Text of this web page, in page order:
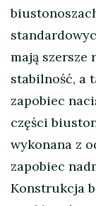
mają szersze
stabilność, a
zapobiec
części
wykonana z
zapobiec
Konstrukcja